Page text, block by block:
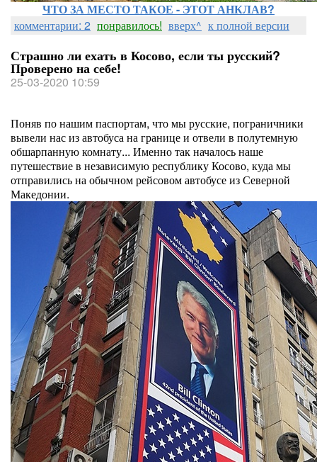
ЧТО ЗА МЕСТО ТАКОЕ - ЭТОТ АНКЛАВ?
комментарии: 2 понравилось! вверх^ к полной версии
Страшно ли ехать в Косово, если ты русский?
Проверено на себе!
25-03-2020 10:59
Поняв по нашим паспортам, что мы русские, пограничники
вывели нас из автобуса на границе и отвели в полутемную
обшарпанную комнату... Именно так началось наше
путешествие в независимую республику Косово, куда мы
отправились на обычном рейсовом автобусе из Северной
Македонии.